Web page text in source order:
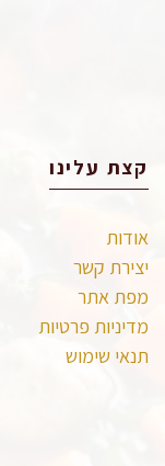
קצת עלינו
אודות
יצירת קשר
מפת אתר
מדיניות פרטיות
תנאי שימוש